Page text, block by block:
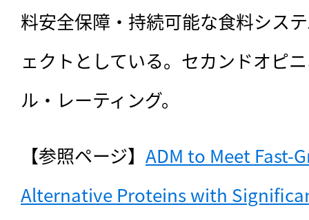
料安全保障・持続可能な食料シス
ェクトとしている。セカンドオピ
ル・レーティング。
【参照ページ】 ADM to Meet Fast-
Alternative Proteins with